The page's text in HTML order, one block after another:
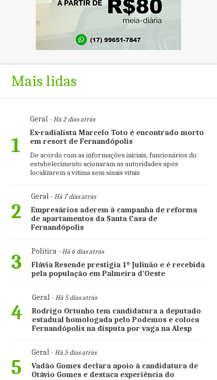
Mais lidas
1
Geral- Há 2 dias atrás
Ex-radialista Marcelo Toto é encontrado morto
em resort de Fernandópolis
De acordo com as informações iniciais, funcionários do
estabelecimento acionaram as autoridades após
localizarem a vítima sem sinais vitais
2
Geral- Há 7 dias atrás
Empresários aderem à campanha de reforma
de apartamentos da Santa Casa de
Fernandópolis
3 Política- Há 6 dias atrás
Flávia Resende prestigia 1º Julinão e é recebida
pela população em Palmeira d'Oeste
4
Geral- Há 5 dias atrás
Rodrigo Ortunho tem candidatura a deputado
estadual homologada pelo Podemos e coloca
Fernandópolis na disputa por vaga na Alesp
5
Geral- Há 5 dias atrás
Vadão Gomes declara apoio à candidatura de
Otávio Gomes e destaca experiência do